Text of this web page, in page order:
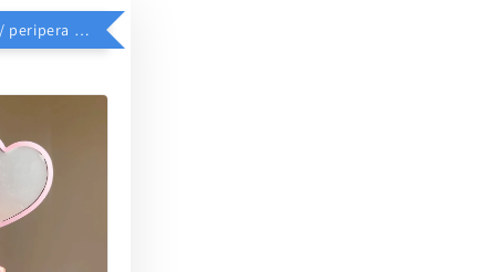
$39加價購 // peripera 手持化妝鏡